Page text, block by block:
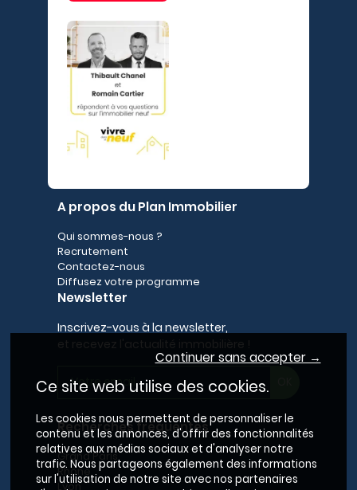
A propos du Plan Immobilier
Qui sommes-nous ?
Recrutement
Contactez-nous
Diffusez votre programme
Newsletter
Inscrivez-vous à la newsletter,
Recherches fréquentes
Grand Paris
Rhône
Lyon
Continuer sans accepter →
Ce site web utilise des cookies.
Les cookies nous permettent de personnaliser le
contenu et les annonces, d'offrir des fonctionnalités
relatives aux médias sociaux et d'analyser notre
trafic. Nous partageons également des informations
sur l'utilisation de notre site avec nos partenaires